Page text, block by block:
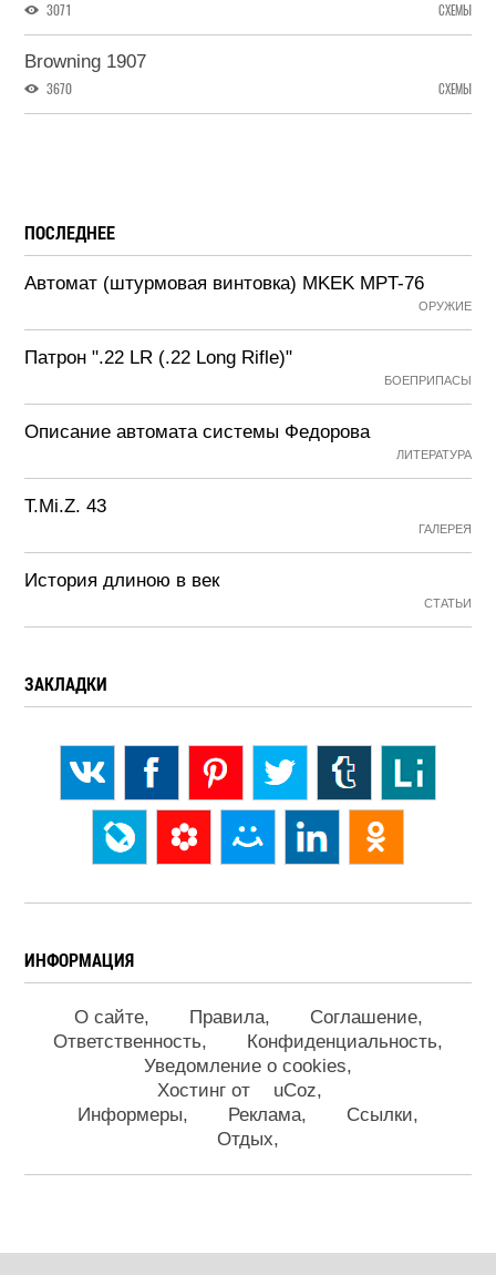
3071 СХЕМЫ
Browning 1907
3670 СХЕМЫ
ПОСЛЕДНЕЕ
Автомат (штурмовая винтовка) MKEK MPT-76
ОРУЖИЕ
Патрон ".22 LR (.22 Long Rifle)"
БОЕПРИПАСЫ
Описание автомата системы Федорова
ЛИТЕРАТУРА
T.Mi.Z. 43
ГАЛЕРЕЯ
История длиною в век
СТАТЬИ
ЗАКЛАДКИ
ИНФОРМАЦИЯ
О сайте Правила
Соглашение
Ответственность
Конфиденциальность
Уведомление о cookies
Хостинг от
uCoz
Информеры
Реклама
Ссылки
Отдых